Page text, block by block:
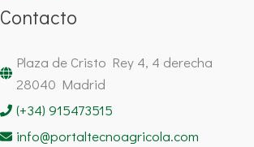
Contacto
Plaza de Cristo Rey 4, 4 derecha
28040 Madrid
(+34) 915473515
info@portaltecnoagricola.com